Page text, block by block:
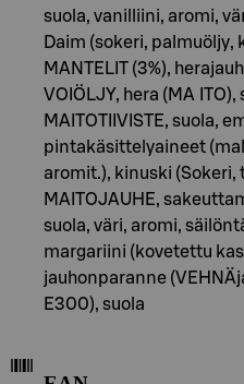
suola, vanilliini, aromi,
Daim (sokeri, palmuöljy,
MANTELIT (3%),
VOIÖLJY, hera (MA
MAITOTIIVISTE, suola,
pintakäsittelyaineet
aromit.), kinuski (Sokeri,
MAITOJAUHE,
suola, väri, aromi,
margariini (kovetettu
jauhonparanne
E300), suola